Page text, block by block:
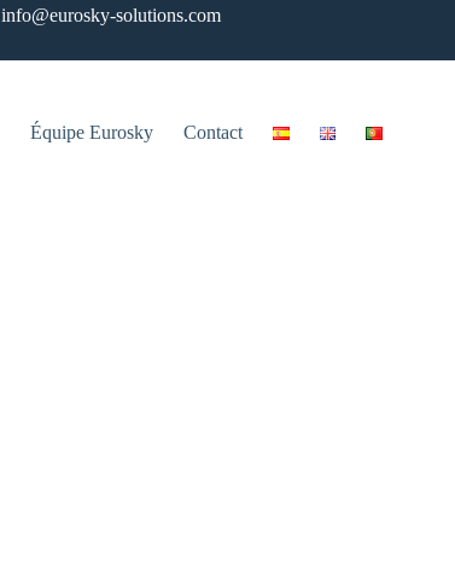
info@eurosky-solutions.com
Équipe Eurosky Contact